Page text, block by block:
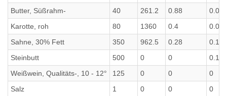
Butter, Süßrahm-
40 261.2 0.88
0.004
Karotte, roh
80 1360 0.4
Sahne, 30% Fett
350 962.5 0.28
0.105
Steinbutt
500 0 0
0.1
Weißwein, Qualitäts-, 10 - 12°
125 0 0
0
Salz
1 0 0
0